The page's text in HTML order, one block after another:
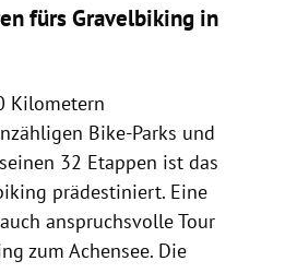
fürs Gravelbiking in
Kilometern
Bike-Parks und
32 Etappen ist das
prädestiniert. Eine
anspruchsvolle Tour
zum Achensee. Die